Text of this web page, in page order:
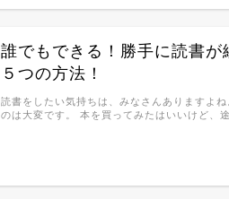
誰でもできる！勝手に読書が
５つの方法！
読書をしたい気持ちは、みなさんありますよ
のは大変です。 本を買ってみたはいいけど、